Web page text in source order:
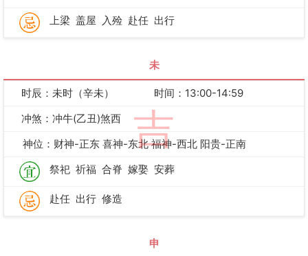
上梁 盖屋 入殓 赴任 出行
未
吉
时辰：未时（辛未）
时间：13:00-14:59
冲煞：冲牛(乙丑)煞西
神位：财神-正东 喜神-东北 福神-西北 阳贵-正南
祭祀 祈福 合脊 嫁娶 安葬
赴任 出行 修造
申